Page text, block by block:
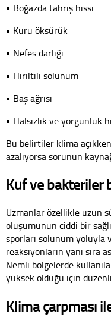
• Boğazda tahriş hissi
• Kuru öksürük
• Nefes darlığı
• Hırıltılı solunum
• Baş ağrısı
• Halsizlik ve yorgunluk
Bu belirtiler klima
azalıyorsa sorunun
Küf ve bakteriler
Uzmanlar özellikle uzun
oluşumunun ciddi bir
sporları solunum yoluyla
reaksiyonların yanı sıra
Nemli bölgelerde
yüksek olduğu için
Klima çarpması